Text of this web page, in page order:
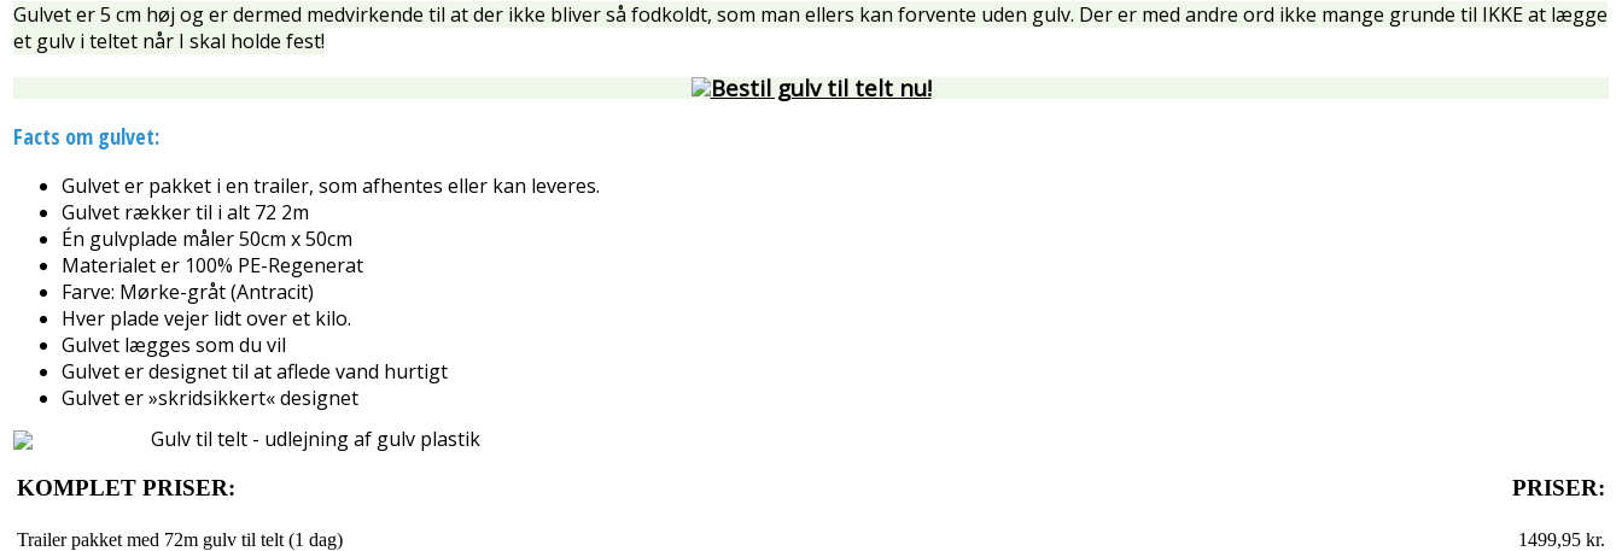
Gulvet er 5 cm høj og er dermed medvirkende til at der ikke bliver så fodkoldt, som man ellers kan forvente uden gulv. Der er med andre ord ikke mange grunde til IKKE at lægge
et gulv i teltet når I skal holde fest!
Facts om gulvet:
Gulvet er pakket i en trailer, som afhentes eller kan leveres.
Gulvet rækker til i alt 72 2m
Én gulvplade måler 50cm x 50cm
Materialet er 100% PE-Regenerat
Farve: Mørke-gråt (Antracit)
Hver plade vejer lidt over et kilo.
Gulvet lægges som du vil
Gulvet er designet til at aflede vand hurtigt
Gulvet er »skridsikkert« designet
KOMPLET PRISER: PRISER:
Trailer pakket med 72m gulv til telt (1 dag)
1499,95 kr.